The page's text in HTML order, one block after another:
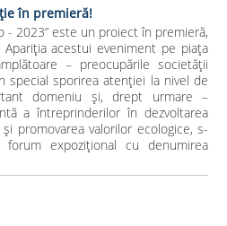
în premieră!
- 2023” este un proiect în premieră,
acestui eveniment pe piața
– preocupările societății
special sporirea atenției la nivel de
domeniu și, drept urmare –
a întreprinderilor în dezvoltarea
promovarea valorilor ecologice, s-
expozițional cu denumirea